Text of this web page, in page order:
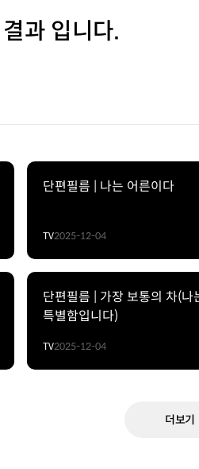
과 입니다.
단편필름 | 나는 어른이다
TV2025-12-04
단편필름 | 가장 보통의 차(나는 평범한
특별함입니다)
TV2025-12-04
더보기